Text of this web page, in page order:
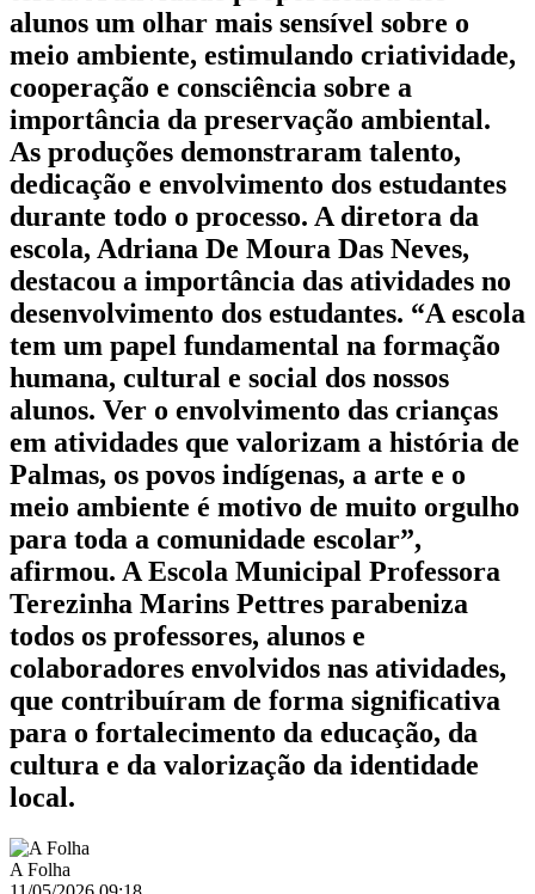
alunos um olhar mais sensível sobre o
meio ambiente, estimulando criatividade,
cooperação e consciência sobre a
importância da preservação ambiental.
As produções demonstraram talento,
dedicação e envolvimento dos estudantes
durante todo o processo. A diretora da
escola, Adriana De Moura Das Neves,
destacou a importância das atividades no
desenvolvimento dos estudantes. “A escola
tem um papel fundamental na formação
humana, cultural e social dos nossos
alunos. Ver o envolvimento das crianças
em atividades que valorizam a história de
Palmas, os povos indígenas, a arte e o
meio ambiente é motivo de muito orgulho
para toda a comunidade escolar”,
afirmou. A Escola Municipal Professora
Terezinha Marins Pettres parabeniza
todos os professores, alunos e
colaboradores envolvidos nas atividades,
que contribuíram de forma significativa
para o fortalecimento da educação, da
cultura e da valorização da identidade
local.
A Folha